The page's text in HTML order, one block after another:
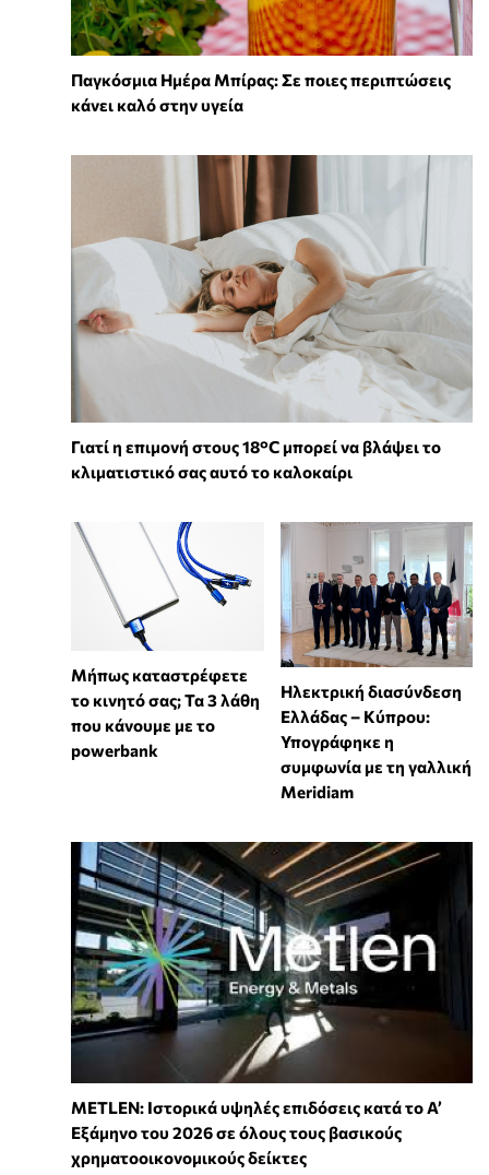
Παγκόσμια Ημέρα Μπίρας: Σε ποιες περιπτώσεις
κάνει καλό στην υγεία
Γιατί η επιμονή στους 18°C μπορεί να βλάψει το
κλιματιστικό σας αυτό το καλοκαίρι
Μήπως καταστρέφετε
το κινητό σας; Τα 3 λάθη
που κάνουμε με το
powerbank
Ηλεκτρική διασύνδεση
Ελλάδας – Κύπρου:
Υπογράφηκε η
συμφωνία με τη γαλλική
Meridiam
METLEN: Ιστορικά υψηλές επιδόσεις κατά το Α’
Εξάμηνο του 2026 σε όλους τους βασικούς
χρηματοοικονομικούς δείκτες